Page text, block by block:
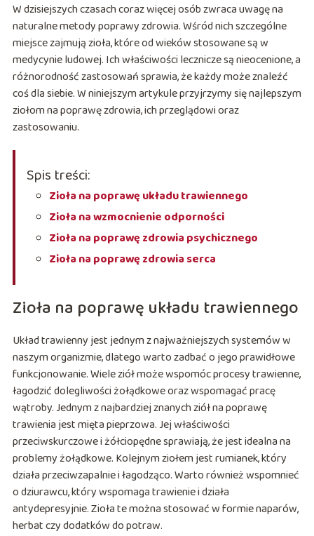
W dzisiejszych czasach coraz więcej osób zwraca uwagę na
naturalne metody poprawy zdrowia. Wśród nich szczególne
miejsce zajmują zioła, które od wieków stosowane są w
medycynie ludowej. Ich właściwości lecznicze są nieocenione, a
różnorodność zastosowań sprawia, że każdy może znaleźć
coś dla siebie. W niniejszym artykule przyjrzymy się najlepszym
ziołom na poprawę zdrowia, ich przeglądowi oraz
zastosowaniu.
Spis treści:
Zioła na poprawę układu trawiennego
Zioła na wzmocnienie odporności
Zioła na poprawę zdrowia psychicznego
Zioła na poprawę zdrowia serca
Zioła na poprawę układu trawiennego
Układ trawienny jest jednym z najważniejszych systemów w
naszym organizmie, dlatego warto zadbać o jego prawidłowe
funkcjonowanie. Wiele ziół może wspomóc procesy trawienne,
łagodzić dolegliwości żołądkowe oraz wspomagać pracę
wątroby. Jednym z najbardziej znanych ziół na poprawę
trawienia jest mięta pieprzowa. Jej właściwości
przeciwskurczowe i żółciopędne sprawiają, że jest idealna na
problemy żołądkowe. Kolejnym ziołem jest rumianek, który
działa przeciwzapalnie i łagodząco. Warto również wspomnieć
o dziurawcu, który wspomaga trawienie i działa
antydepresyjnie. Zioła te można stosować w formie naparów,
herbat czy dodatków do potraw.